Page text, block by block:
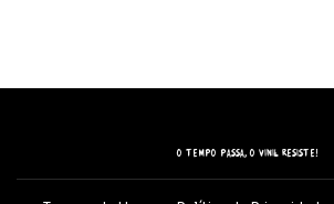
O tempo passa, o vinil resiste!